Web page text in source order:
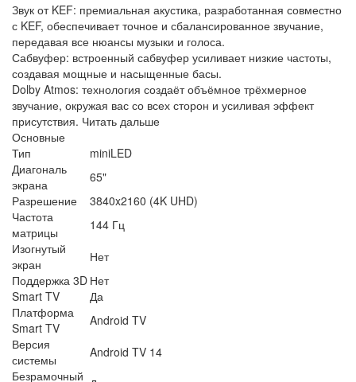
Звук от KEF: премиальная акустика, разработанная совместно
с KEF, обеспечивает точное и сбалансированное звучание,
передавая все нюансы музыки и голоса.
Сабвуфер: встроенный сабвуфер усиливает низкие частоты,
создавая мощные и насыщенные басы.
Dolby Atmos: технология создаёт объёмное трёхмерное
звучание, окружая вас со всех сторон и усиливая эффект
присутствия. Читать дальше
Основные
Тип
miniLED
Диагональ
экрана
65"
Разрешение
3840x2160 (4K UHD)
Частота
матрицы
144 Гц
Изогнутый
экран
Нет
Поддержка 3D Нет
Smart TV
Да
Платформа
Smart TV
Android TV
Версия
системы
Android TV 14
Безрамочный